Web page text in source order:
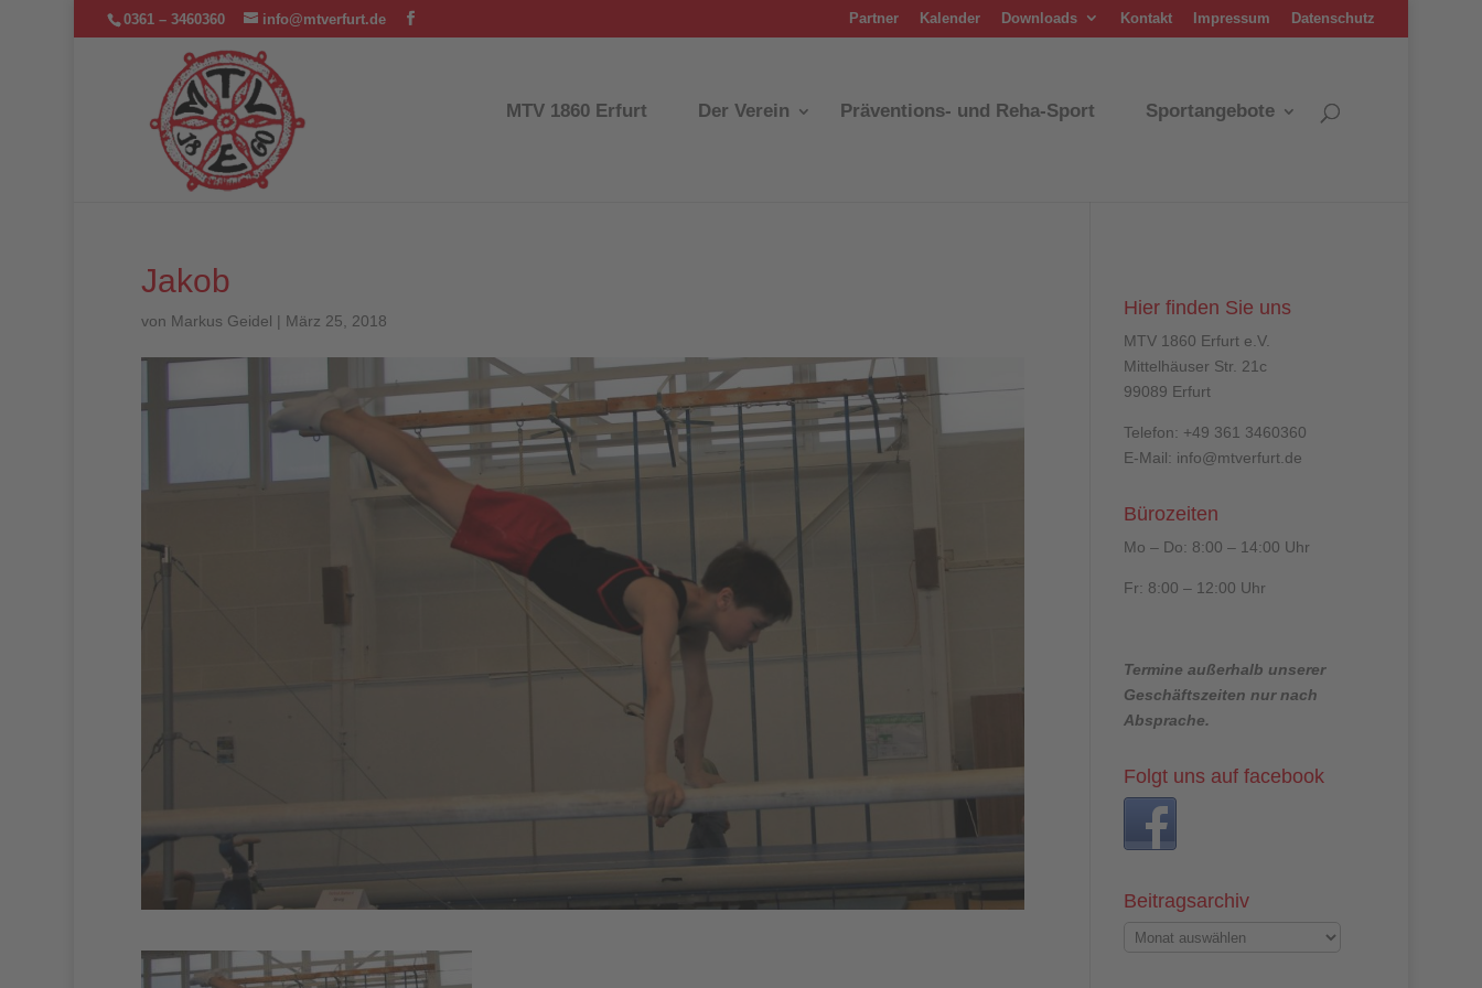
0361 – 3460360 info@mtverfurt.de Partner Kalender Downloads Kontakt Impressum Datenschutz
MTV 1860 Erfurt Der Verein Präventions- und Reha-Sport Sportangebote
Jakob
von Markus Geidel | März 25, 2018
Hier finden Sie uns
MTV 1860 Erfurt e.V.
Mittelhäuser Str. 21c
99089 Erfurt
Telefon: +49 361 3460360
E-Mail: info@mtverfurt.de
Bürozeiten
Mo – Do: 8:00 – 14:00 Uhr
Fr: 8:00 – 12:00 Uhr
Termine außerhalb unserer
Geschäftszeiten nur nach
Absprache.
Folgt uns auf facebook
Beitragsarchiv